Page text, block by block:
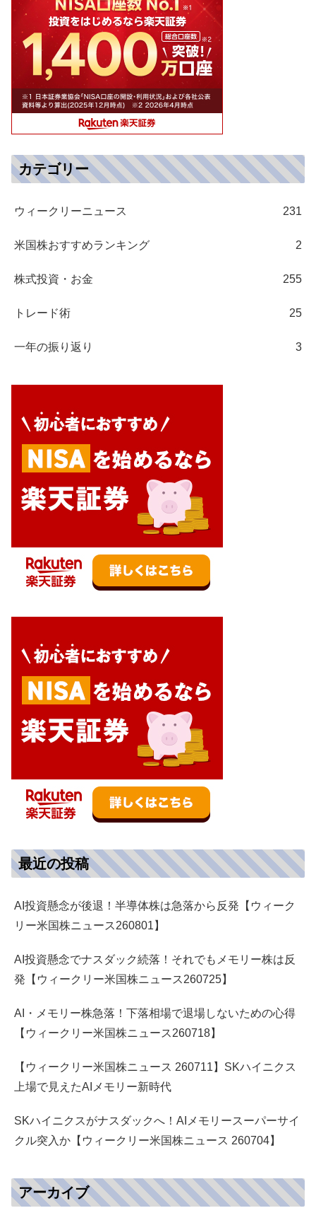
カテゴリー
ウィークリーニュース 231
米国株おすすめランキング 2
株式投資・お金 255
トレード術 25
一年の振り返り 3
最近の投稿
AI投資懸念が後退！半導体株は急落から反発【ウィーク
リー米国株ニュース260801】
AI投資懸念でナスダック続落！それでもメモリー株は反
発【ウィークリー米国株ニュース260725】
AI・メモリー株急落！下落相場で退場しないための心得
【ウィークリー米国株ニュース260718】
【ウィークリー米国株ニュース 260711】SKハイニクス
上場で見えたAIメモリー新時代
SKハイニクスがナスダックへ！AIメモリースーパーサイ
クル突入か【ウィークリー米国株ニュース 260704】
アーカイブ